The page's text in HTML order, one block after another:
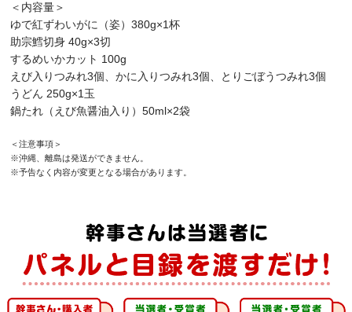
＜内容量＞
ゆで紅ずわいがに（姿）380g×1杯
助宗鱈切身 40g×3切
するめいかカット 100g
えび入りつみれ3個、かに入りつみれ3個、とりごぼうつみれ3個
うどん 250g×1玉
鍋たれ（えび魚醤油入り）50ml×2袋
＜注意事項＞
※沖縄、離島は発送ができません。
※予告なく内容が変更となる場合があります。